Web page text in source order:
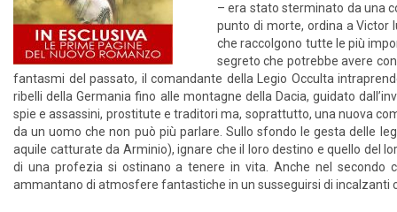
– era stato sterminato da una
punto di morte, ordina a Victor
che raccolgono tutte le più
segreto che potrebbe avere
fantasmi del passato, il comandante della Legio Occulta
ribelli della Germania fino alle montagne della Dacia, guidato
spie e assassini, prostitute e traditori ma, soprattutto, una nuova
da un uomo che non può più parlare. Sullo sfondo le gesta delle
aquile catturate da Arminio), ignare che il loro destino e quello del
di una profezia si ostinano a tenere in vita. Anche nel secondo
ammantano di atmosfere fantastiche in un susseguirsi di incalzanti